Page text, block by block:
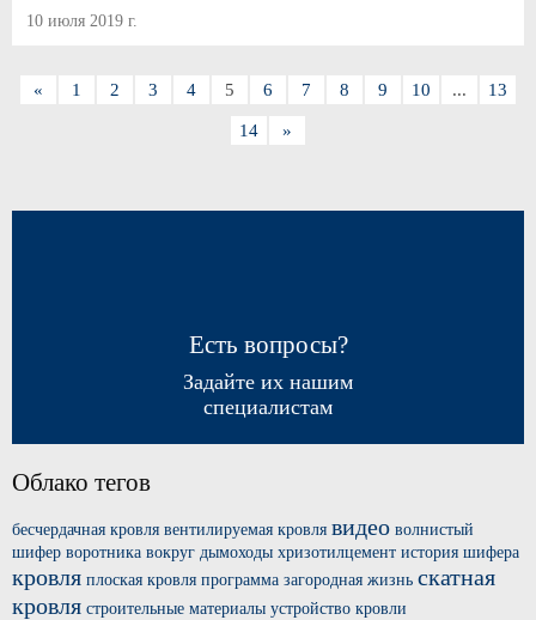
10 июля 2019 г.
« 1 2 3 4 5 6 7 8 9 10 ... 13
14 »
Есть вопросы?
Задайте их нашим
специалистам
Облако тегов
бесчердачная кровля вентилируемая кровля видео волнистый
шифер воротника вокруг дымоходы хризотилцемент история шифера
кровля плоская кровля программа загородная жизнь скатная
кровля строительные материалы устройство кровли